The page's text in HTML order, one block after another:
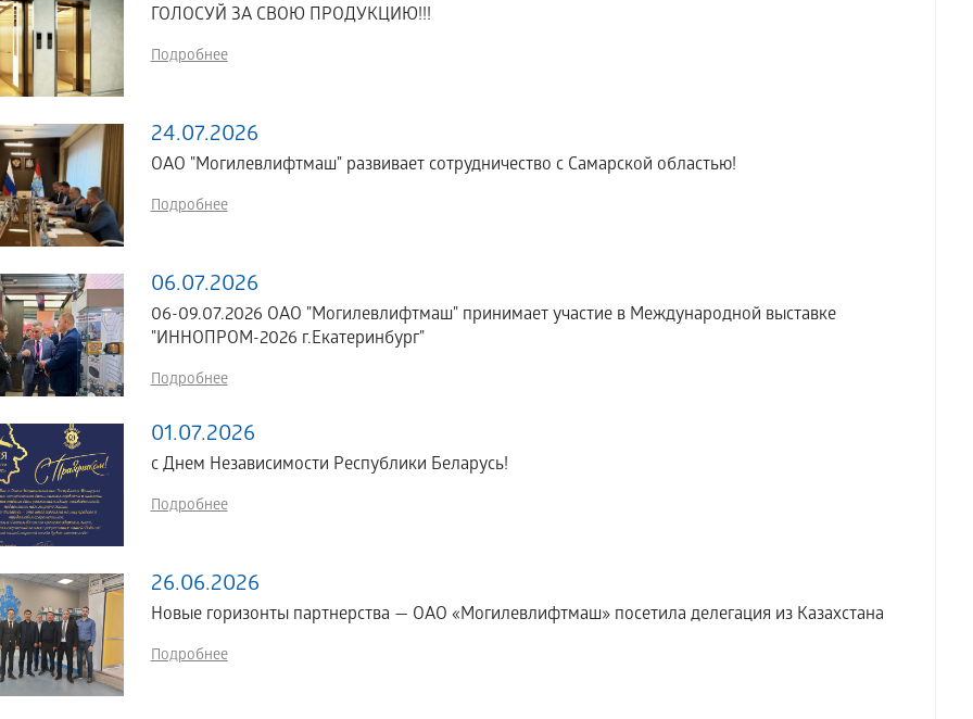
ГОЛОСУЙ ЗА СВОЮ ПРОДУКЦИЮ!!!
Подробнее
24.07.2026
ОАО "Могилевлифтмаш" развивает сотрудничество с Самарской областью!
Подробнее
06.07.2026
06-09.07.2026 ОАО "Могилевлифтмаш" принимает участие в Международной выставке
"ИННОПРОМ-2026 г.Екатеринбург"
Подробнее
01.07.2026
с Днем Независимости Республики Беларусь!
Подробнее
26.06.2026
Новые горизонты партнерства — ОАО «Могилевлифтмаш» посетила делегация из Казахстана
Подробнее